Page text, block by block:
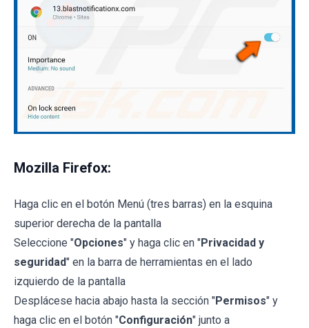
Mozilla Firefox:
Haga clic en el botón Menú (tres barras) en la esquina
superior derecha de la pantalla
Seleccione "Opciones" y haga clic en "Privacidad y
seguridad" en la barra de herramientas en el lado
izquierdo de la pantalla
Desplácese hacia abajo hasta la sección "Permisos" y
haga clic en el botón "Configuración" junto a